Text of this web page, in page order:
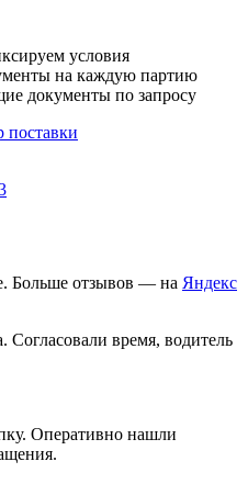
условия
на каждую партию
документы по запросу
поставки
Больше отзывов — на Яндекс
Согласовали время, водитель
Оперативно нашли